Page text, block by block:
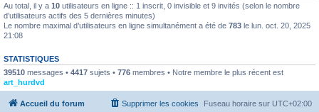
Au total, il y a 10 utilisateurs en ligne :: 1 inscrit, 0 invisible et 9 invités (selon le nombre
d’utilisateurs actifs des 5 dernières minutes)
Le nombre maximal d’utilisateurs en ligne simultanément a été de 783 le lun. oct. 20, 2025
21:08
STATISTIQUES
39510 messages • 4417 sujets • 776 membres • Notre membre le plus récent est
art_hurdvd
Accueil du forum Fuseau horaire sur UTC+02:00
Supprimer les cookies